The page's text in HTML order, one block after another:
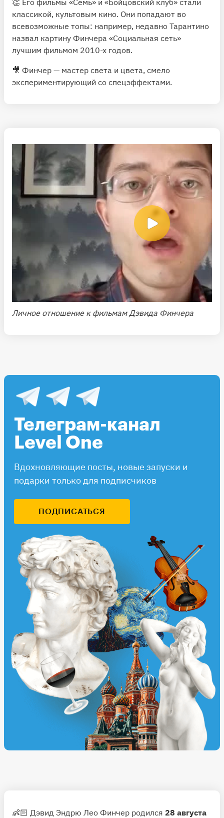
классикой, культовым кино. Они попадают во
всевозможные топы: например, недавно Тарантино
назвал картину Финчера «Социальная сеть»
лучшим фильмом 2010-х годов.
🎥 Финчер — мастер света и цвета, смело
экспериментирующий со спецэффектами.
Личное отношение к фильмам Дэвида Финчера
Телеграм-канал
Level One
Вдохновляющие посты, новые запуски и
подарки только для подписчиков
ПОДПИСАТЬСЯ
👶🏻 Дэвид Эндрю Лео Финчер родился 28 августа